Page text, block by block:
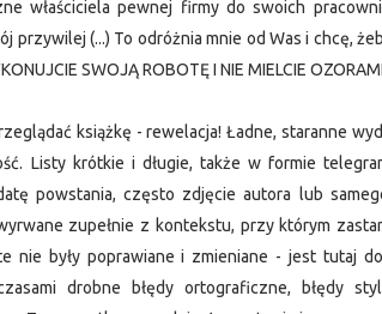
właściciela pewnej firmy do swoich
przywilej (...) To odróżnia mnie od Was i chcę,
SWOJĄ ROBOTĘ I NIE MIELCIE
książkę - rewelacja! Ładne, staranne
Listy krótkie i długie, także w formie
powstania, często zdjęcie autora lub
zupełnie z kontekstu, przy którym
nie były poprawiane i zmieniane - jest tutaj
drobne błędy ortograficzne, błędy